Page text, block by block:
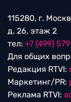
115280, г.
д. 26, этаж 2
тел: +7 (499)
Для общих
Редакция RTVI:
Маркетинг/PR:
Реклама RTVI: